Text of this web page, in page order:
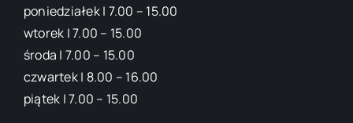
poniedziałek | 7.00 – 15.00
wtorek | 7.00 – 15.00
środa | 7.00 – 15.00
czwartek | 8.00 – 16.00
piątek | 7.00 – 15.00